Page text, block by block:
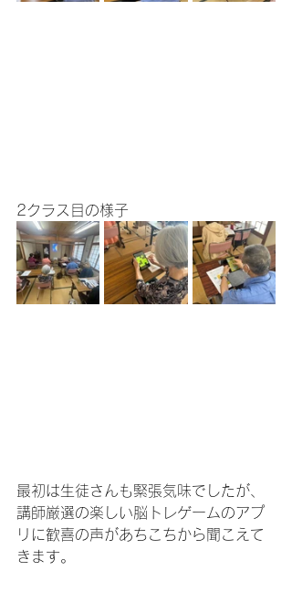
2クラス目の様子
最初は生徒さんも緊張気味でしたが、
講師厳選の楽しい脳トレゲームのアプ
リに歓喜の声があちこちから聞こえて
きます。